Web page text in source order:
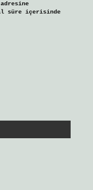
süre içerisinde